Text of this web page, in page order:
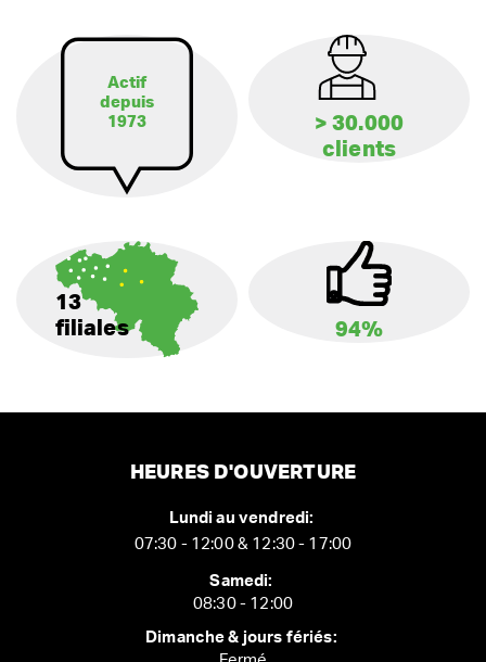
Actif
depuis
1973
> 30.000
clients
13
filiales
94%
HEURES D'OUVERTURE
Lundi au vendredi:
07:30 - 12:00 & 12:30 - 17:00
Samedi:
08:30 - 12:00
Dimanche & jours fériés: